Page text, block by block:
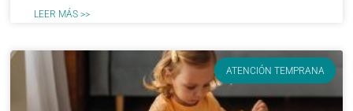
LEER MÁS >>
ATENCIÓN TEMPRANA